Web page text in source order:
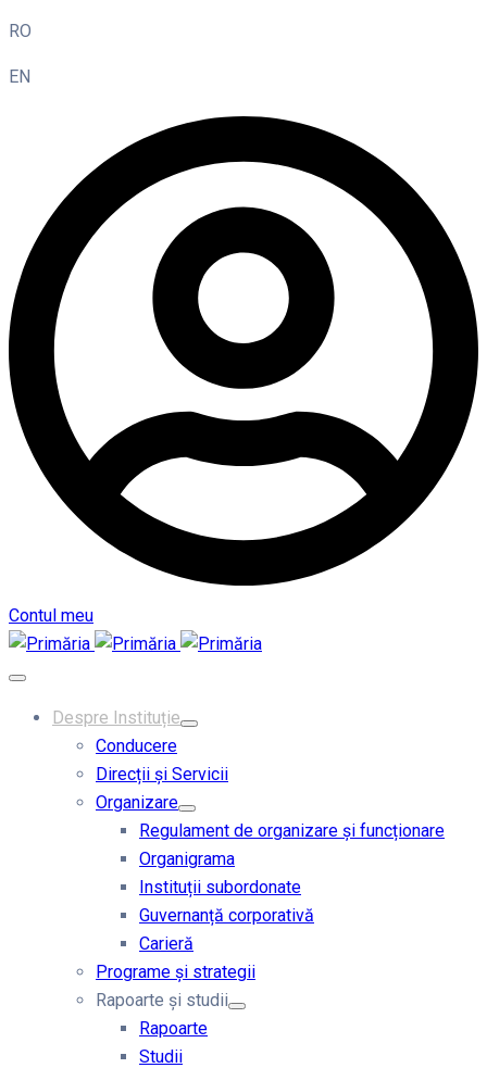
RO
EN
Contul meu
Despre Instituție
Conducere
Direcții și Servicii
Organizare
Regulament de organizare și funcționare
Organigrama
Instituții subordonate
Guvernanță corporativă
Carieră
Programe și strategii
Rapoarte și studii
Rapoarte
Studii